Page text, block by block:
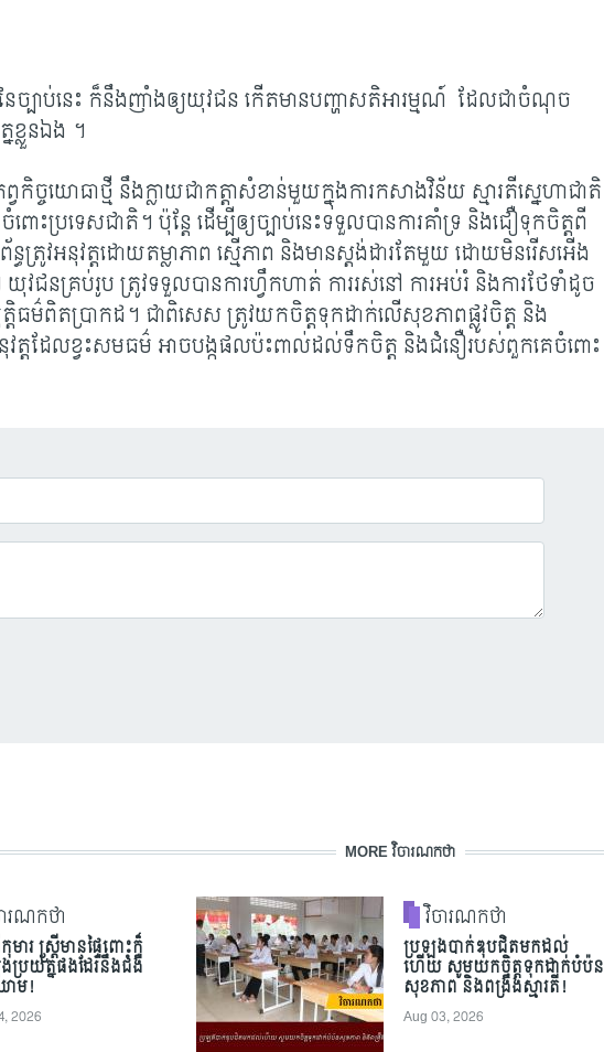
ៃច្បាប់នេះ ក៏នឹងញាំងឲ្យយុវជន កើតមានបញ្ហាសតិអារម្មណ៍ ដែលជាចំណុច
ខ្លួនឯង ។
វកិច្ចយោធាថ្មី នឹងក្លាយជាកត្តាសំខាន់មួយក្នុងការកសាងវិន័យ ស្មារតីស្នេហាជាតិ
ប្រទេសជាតិ។ ប៉ុន្តែ ដើម្បីឲ្យច្បាប់នេះទទួលបានការគាំទ្រ និងជឿទុកចិត្តពី
ន្ធត្រូវអនុវត្តដោយតម្លាភាព ស្មើភាព និងមានស្តង់ដារតែមួយ ដោយមិនរើសអើង
នគ្រប់រូប ត្រូវទទួលបានការហ្វឹកហាត់ ការរស់នៅ ការអប់រំ និងការថែទាំដូច
យុត្តិធម៌ពិតប្រាកដ។ ជាពិសេស ត្រូវយកចិត្តទុកដាក់លើសុខភាពផ្លូវចិត្ត និង
វត្តដែលខ្វះសមធម៌ អាចបង្កផលប៉ះពាល់ដល់ទឹកចិត្ត និងជំនឿរបស់ពួកគេចំពោះ
MORE វិចារណកថា
រណកថា
ារ ស្ត្រីមានផ្ទៃពោះក៏
ងប្រយ័ត្នផងដែរនឹងជំងឺ
ាម!
2026
វិចារណកថា
ប្រឡងបាក់ឌុបជិតមកដល់
ហើយ សូមយកចិត្តទុកដាក់បំប៉ន
សុខភាព និងពង្រឹងស្មារតី!
Aug 03, 2026